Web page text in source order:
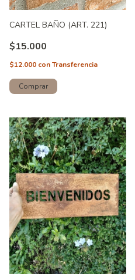
CARTEL BAÑO (ART. 221)
$15.000
$12.000 conTransferencia